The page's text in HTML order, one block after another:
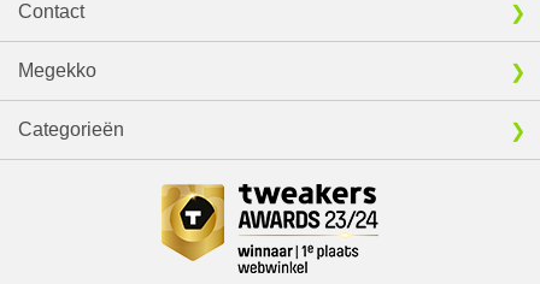
Contact
Megekko
Categorieën